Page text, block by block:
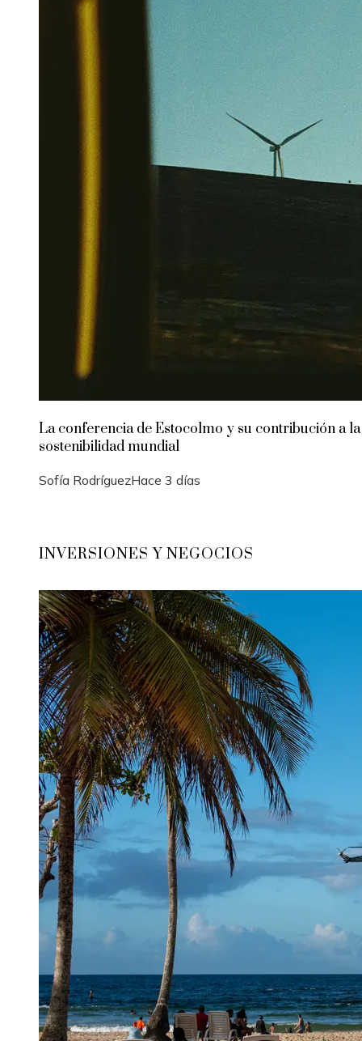
La conferencia de Estocolmo y su contribución a la
sostenibilidad mundial
Sofía RodríguezHace 3 días
INVERSIONES Y NEGOCIOS